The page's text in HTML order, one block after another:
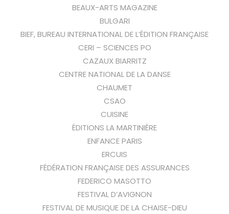
BEAUX-ARTS MAGAZINE
BULGARI
BIEF, BUREAU INTERNATIONAL DE L’ÉDITION FRANÇAISE
CERI – SCIENCES PO
CAZAUX BIARRITZ
CENTRE NATIONAL DE LA DANSE
CHAUMET
CSAO
CUISINE
ÉDITIONS LA MARTINIÈRE
ENFANCE PARIS
ERCUIS
FÉDÉRATION FRANÇAISE DES ASSURANCES
FEDERICO MASOTTO
FESTIVAL D’AVIGNON
FESTIVAL DE MUSIQUE DE LA CHAISE-DIEU